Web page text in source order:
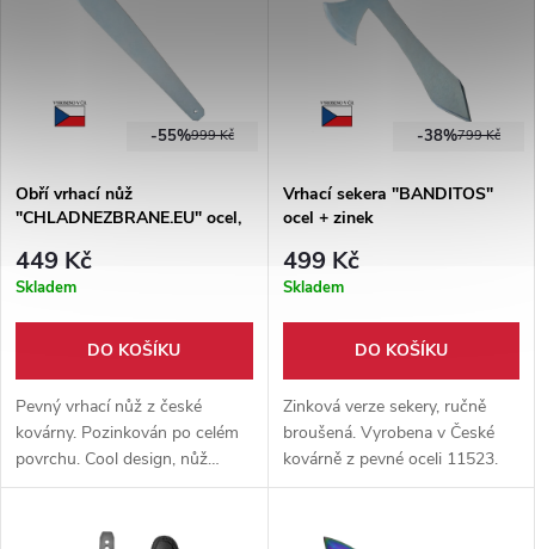
999 Kč
-55%
Obří vrhací nůž
"CHLADNEZBRANE.EU" ocel,
449 Kč
Skladem
DO KOŠÍKU
Pevný vrhací nůž z české
kovárny. Pozinkován po celém
povrchu. Cool design, nůž
určený pro pokročilé vrhače.
799 Kč
-38%
Vrhací sekera "BANDITOS"
ocel + zinek
499 Kč
Skladem
DO KOŠÍKU
Zinková verze sekery, ručně
broušená. Vyrobena v České
kovárně z pevné oceli 11523.